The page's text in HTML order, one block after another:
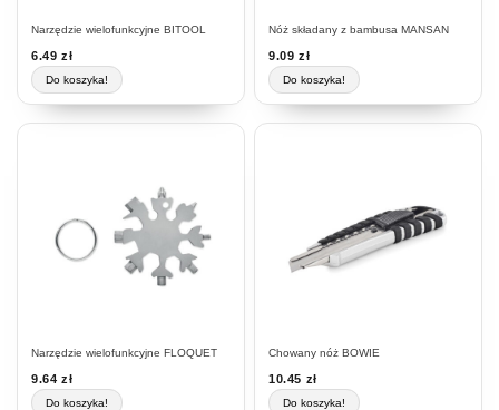
Narzędzie wielofunkcyjne BITOOL
6.49 zł
Do koszyka!
Nóż składany z bambusa MANSAN
9.09 zł
Do koszyka!
Narzędzie wielofunkcyjne FLOQUET
9.64 zł
Do koszyka!
Chowany nóż BOWIE
10.45 zł
Do koszyka!